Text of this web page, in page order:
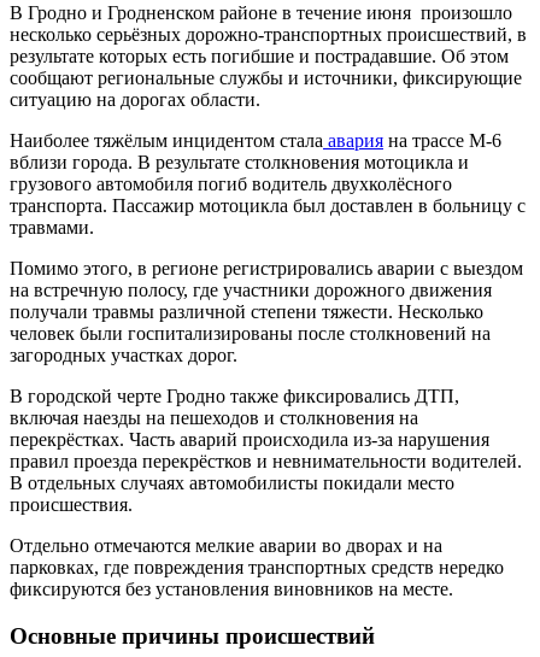
В Гродно и Гродненском районе в течение июня произошло
несколько серьёзных дорожно-транспортных происшествий, в
результате которых есть погибшие и пострадавшие. Об этом
сообщают региональные службы и источники, фиксирующие
ситуацию на дорогах области.
Наиболее тяжёлым инцидентом стала авария на трассе М-6
вблизи города. В результате столкновения мотоцикла и
грузового автомобиля погиб водитель двухколёсного
транспорта. Пассажир мотоцикла был доставлен в больницу с
травмами.
Помимо этого, в регионе регистрировались аварии с выездом
на встречную полосу, где участники дорожного движения
получали травмы различной степени тяжести. Несколько
человек были госпитализированы после столкновений на
загородных участках дорог.
В городской черте Гродно также фиксировались ДТП,
включая наезды на пешеходов и столкновения на
перекрёстках. Часть аварий происходила из-за нарушения
правил проезда перекрёстков и невнимательности водителей.
В отдельных случаях автомобилисты покидали место
происшествия.
Отдельно отмечаются мелкие аварии во дворах и на
парковках, где повреждения транспортных средств нередко
фиксируются без установления виновников на месте.
Основные причины происшествий